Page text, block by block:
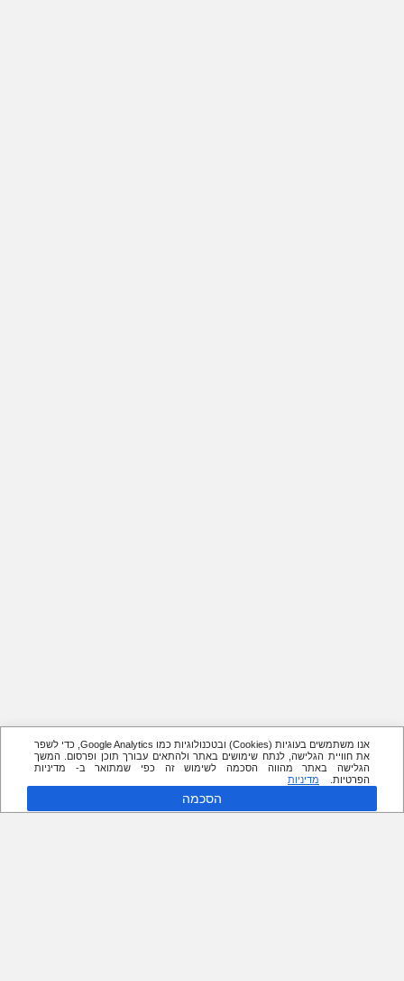
אנו משתמשים בעוגיות (Cookies) ובטכנולוגיות כמו Google Analytics, כדי לשפר
את חוויית הגלישה, לנתח שימושים באתר ולהתאים עבורך תוכן ופרסום. המשך
הגלישה באתר מהווה הסכמה לשימוש זה כפי שמתואר ב- מדיניות
הפרטיות.
מדיניות
הסכמה